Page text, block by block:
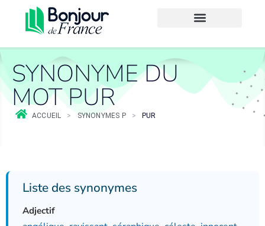
SYNONYME DU
MOT PUR
ACCUEIL > SYNONYMES P > PUR
Liste des synonymes
Adjectif